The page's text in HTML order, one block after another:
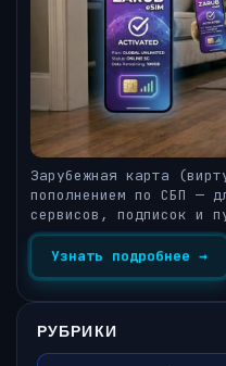
Зарубежная карта
пополнением по СБП —
сервисов, подписок и
Узнать подробнее →
РУБРИКИ